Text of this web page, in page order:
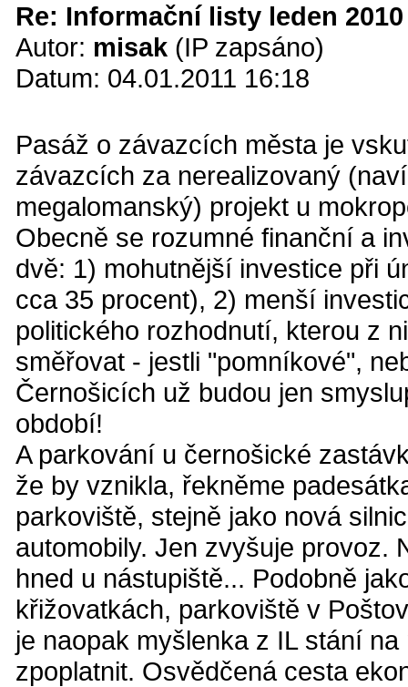
Re: Informační listy leden
Autor: misak (IP zapsáno)
Datum: 04.01.2011 16:18
Pasáž o závazcích města je
závazcích za nerealizovaný
megalomanský) projekt u
Obecně se rozumné finanční a
dvě: 1) mohutnější investice při
cca 35 procent), 2) menší
politického rozhodnutí, kterou z
směřovat - jestli "pomníkové",
Černošicích už budou jen
období!
A parkování u černošické
že by vznikla, řekněme
parkoviště, stejně jako nová
automobily. Jen zvyšuje provoz.
hned u nástupiště... Podobně
křižovatkách, parkoviště v
je naopak myšlenka z IL stání
zpoplatnit. Osvědčená cesta